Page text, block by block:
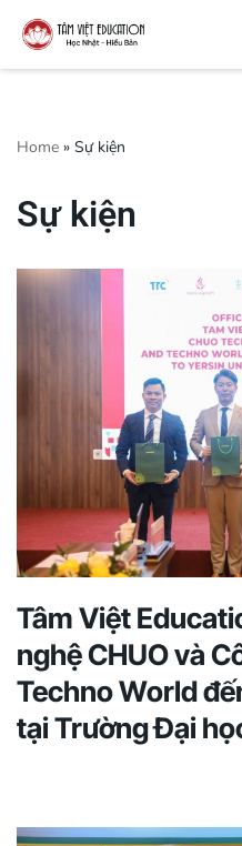
Home » Sự kiện
Sự kiện
Tâm Việt
nghệ CHUO và
Techno World
tại Trường Đại